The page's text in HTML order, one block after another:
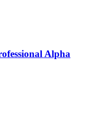
Alpha